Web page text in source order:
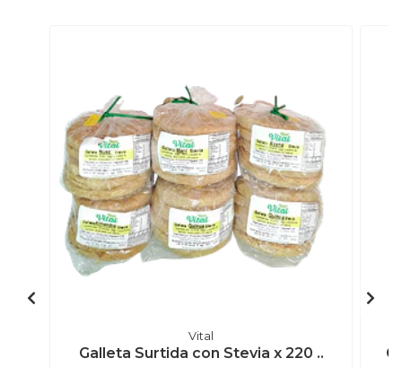
Vital
Galleta Surtida con Stevia x 220 ..